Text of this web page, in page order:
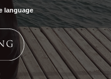
language